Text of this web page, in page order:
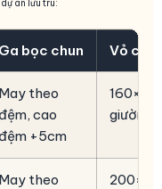
án lưu trú:
Ga bọc chun Vỏ
May theo
đệm, cao
đệm +5cm
giường)
May theo